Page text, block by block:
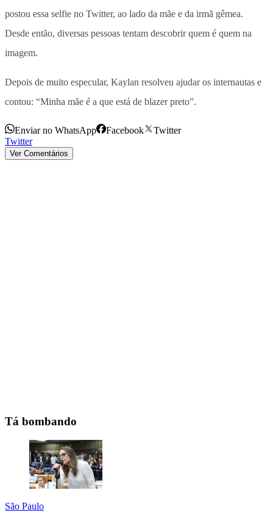
postou essa selfie no Twitter, ao lado da mãe e da irmã gêmea.
Desde então, diversas pessoas tentam descobrir quem é quem na
imagem.
Depois de muito especular, Kaylan resolveu ajudar os internautas e
contou: “Minha mãe é a que está de blazer preto”.
Enviar no WhatsApp Facebook
Twitter
Twitter
Ver Comentários
Tá bombando
São Paulo